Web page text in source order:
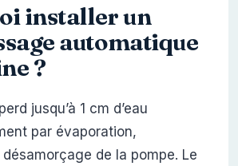
installer un
automatique
?
jusqu’à 1 cm d’eau
par évaporation,
de la pompe. Le